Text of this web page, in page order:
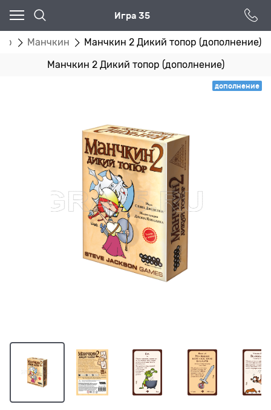
Игра 35
Манчкин Манчкин 2 Дикий топор (дополнение)
Манчкин 2 Дикий топор (дополнение)
дополнение